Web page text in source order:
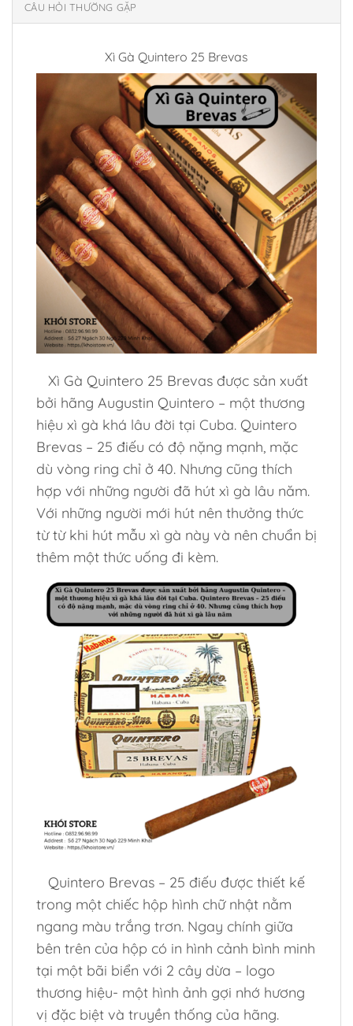
CÂU HỎI THƯỜNG GẶP
Xì Gà Quintero 25 Brevas
Xì Gà Quintero 25 Brevas được sản xuất
bởi hãng Augustin Quintero – một thương
hiệu xì gà khá lâu đời tại Cuba. Quintero
Brevas – 25 điếu có độ nặng mạnh, mặc
dù vòng ring chỉ ở 40. Nhưng cũng thích
hợp với những người đã hút xì gà lâu năm.
Với những người mới hút nên thưởng thức
từ từ khi hút mẫu xì gà này và nên chuẩn bị
thêm một thức uống đi kèm.
Quintero Brevas – 25 điếu được thiết kế
trong một chiếc hộp hình chữ nhật nằm
ngang màu trắng trơn. Ngay chính giữa
bên trên của hộp có in hình cảnh bình minh
tại một bãi biển với 2 cây dừa – logo
thương hiệu- một hình ảnh gợi nhớ hương
vị đặc biệt và truyền thống của hãng.